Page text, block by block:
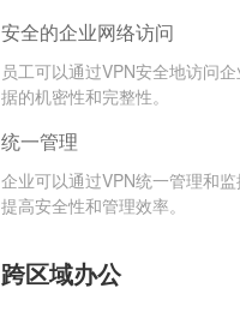
安全的企业网络访问
员工可以通过VPN安全地访问
据的机密性和完整性。
统一管理
企业可以通过VPN统一管理和监
提高安全性和管理效率。
跨区域办公